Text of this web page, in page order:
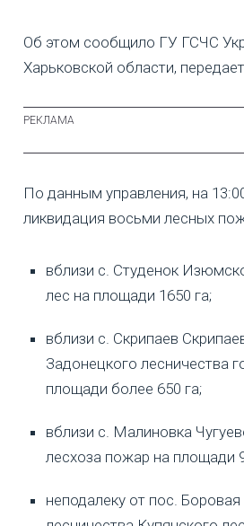
Об этом сообщило ГУ ГСЧС
Харьковской области,
По данным управления, на
ликвидация восьми лесных
вблизи с. Студенок
лес на площади 1650 га;
вблизи с. Скрипаев
Задонецкого лесничества
площади более 650 га;
вблизи с. Малиновка
лесхоза пожар на площади
неподалеку от пос.